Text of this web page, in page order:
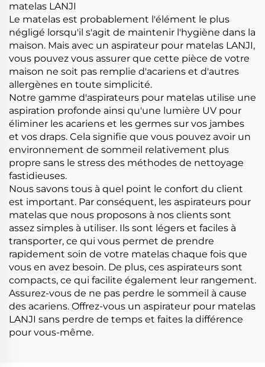
matelas LANJI
Le matelas est probablement l'élément le plus
négligé lorsqu'il s'agit de maintenir l'hygiène dans la
maison. Mais avec un aspirateur pour matelas LANJI,
vous pouvez vous assurer que cette pièce de votre
maison ne soit pas remplie d'acariens et d'autres
allergènes en toute simplicité.
Notre gamme d'aspirateurs pour matelas utilise une
aspiration profonde ainsi qu'une lumière UV pour
éliminer les acariens et les germes sur vos jambes
et vos draps. Cela signifie que vous pouvez avoir un
environnement de sommeil relativement plus
propre sans le stress des méthodes de nettoyage
fastidieuses.
Nous savons tous à quel point le confort du client
est important. Par conséquent, les aspirateurs pour
matelas que nous proposons à nos clients sont
assez simples à utiliser. Ils sont légers et faciles à
transporter, ce qui vous permet de prendre
rapidement soin de votre matelas chaque fois que
vous en avez besoin. De plus, ces aspirateurs sont
compacts, ce qui facilite également leur rangement.
Assurez-vous de ne pas perdre le sommeil à cause
des acariens. Offrez-vous un aspirateur pour matelas
LANJI sans perdre de temps et faites la différence
pour vous-même.